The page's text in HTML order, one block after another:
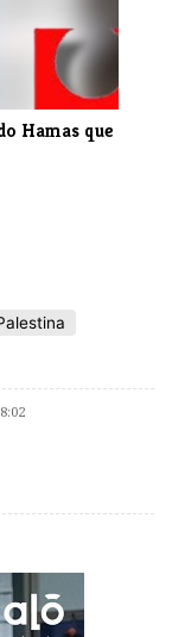
Hamas que